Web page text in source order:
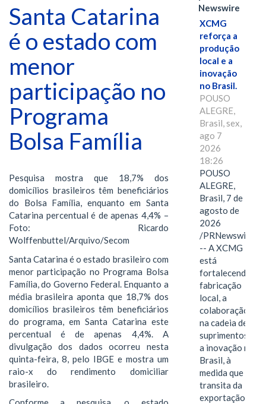
Santa Catarina
é o estado com
menor
participação no
Programa
Bolsa Família
Pesquisa mostra que 18,7% dos
domicílios brasileiros têm beneficiários
do Bolsa Família, enquanto em Santa
Catarina percentual é de apenas 4,4% –
Foto: Ricardo
Wolffenbuttel/Arquivo/Secom
Santa Catarina é o estado brasileiro com
menor participação no Programa Bolsa
Família, do Governo Federal. Enquanto a
média brasileira aponta que 18,7% dos
domicílios brasileiros têm beneficiários
do programa, em Santa Catarina este
percentual é de apenas 4,4%. A
divulgação dos dados ocorreu nesta
quinta-feira, 8, pelo IBGE e mostra um
raio-x do rendimento domiciliar
brasileiro.
Newswire
XCMG
reforça a
produção
local e a
inovação
no Brasil.
POUSO
ALEGRE,
Brasil, sex,
ago 7
2026
18:26
POUSO
ALEGRE,
Brasil, 7 de
agosto de
2026
/PRNewswire/
-- A XCMG
está
fortalecendo a
fabricação
local, a
colaboração
na cadeia de
suprimentos e
a inovação no
Brasil, à
medida que
transita da
exportação de